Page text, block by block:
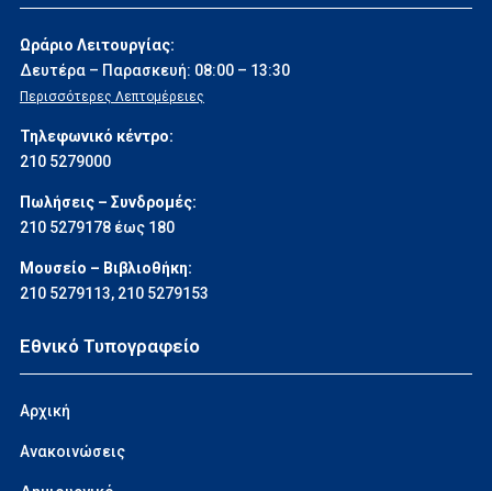
Ωράριο Λειτουργίας:
Δευτέρα – Παρασκευή: 08:00 – 13:30
Περισσότερες Λεπτομέρειες
Τηλεφωνικό κέντρο:
210 5279000
Πωλήσεις – Συνδρομές:
210 5279178 έως 180
Μουσείο – Βιβλιοθήκη:
210 5279113, 210 5279153
Εθνικό Τυπογραφείο
Αρχική
Ανακοινώσεις